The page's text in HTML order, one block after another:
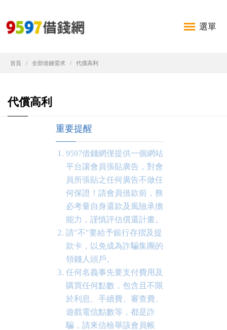
選單
首頁 全部借錢需求 代償高利
代償高利
重要提醒
9597借錢網僅提供一個網站
平台讓會員張貼廣告，對會
員所張貼之任何廣告不做任
何保證！請會員借款前，務
必考量自身還款及風險承擔
能力，謹慎評估償還計畫。
請"不"要給予銀行存摺及提
款卡，以免成為詐騙集團的
領錢人頭戶。
任何名義事先要支付費用及
購買任何點數，包含且不限
於利息、手續費、審查費、
遊戲電信點數等，都是詐
騙，請來信檢舉該會員帳